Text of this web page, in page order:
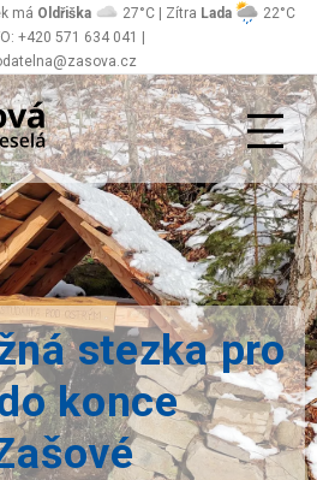
+420 571 634 041 |
má Oldřiška 27°C | Zítra Lada 22°C
stezka pro
konce